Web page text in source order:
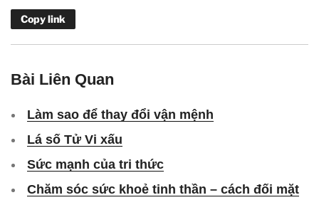
Copy link
Bài Liên Quan
Làm sao để thay đổi vận mệnh
Lá số Tử Vi xấu
Sức mạnh của tri thức
Chăm sóc sức khoẻ tinh thần – cách đối mặt